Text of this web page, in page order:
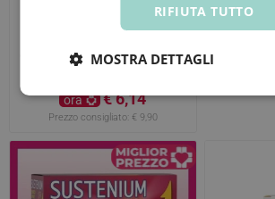
Curaprox Scovolino Regular
ora € 6,14
Prezzo consigliato: € 9,90
ora
RIFIUTA TUTTO
MOSTRA DETTAGLI